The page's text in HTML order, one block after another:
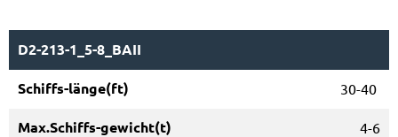
D2-213-1_5-8_BAII
30-40
4-6